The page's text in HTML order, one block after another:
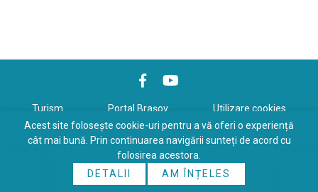
Turism Portal Braşov Utilizare cookies
Politică de confidenţialitate
Copyrights © 2026 All Rights Reserved. Powered by
Online
Acest site folosește cookie-uri pentru a vă oferi o experiență
cât mai bună. Prin continuarea navigării sunteți de acord cu
folosirea acestora.
DETALII
AM ÎNȚELES